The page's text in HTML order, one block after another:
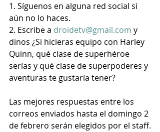
1. Síguenos en alguna red social si
aún no lo haces.
2. Escribe a droidetv@gmail.com y
dinos ¿Si hicieras equipo con Harley
Quinn, qué clase de superhéroe
serías y qué clase de superpoderes y
aventuras te gustaría tener?
Las mejores respuestas entre los
correos enviados hasta el domingo 2
de febrero serán elegidos por el staff.